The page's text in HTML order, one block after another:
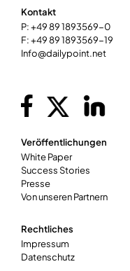
Kontakt
P: +49 89 1893569-0
F: +49 89 1893569-19
Info@dailypoint.net
Veröffentlichungen
White Paper
Success Stories
Presse
Von unseren Partnern
Rechtliches
Impressum
Datenschutz